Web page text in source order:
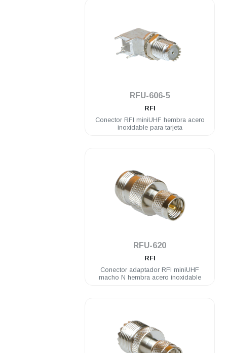
RFU-606-5
RFI
Conector RFI miniUHF hembra acero
inoxidable para tarjeta
RFU-620
RFI
Conector adaptador RFI miniUHF
macho N hembra acero inoxidable